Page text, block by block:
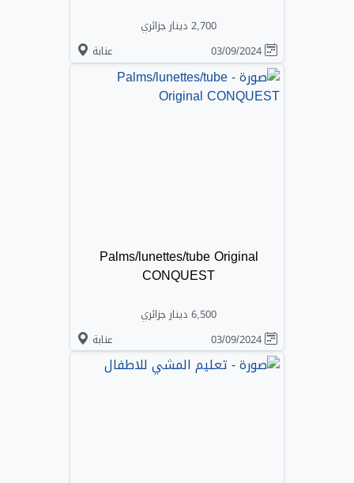
2,700 دينار جزائري
عنابة
Palms/lunettes/tube Original
CONQUEST
6,500 دينار جزائري
عنابة